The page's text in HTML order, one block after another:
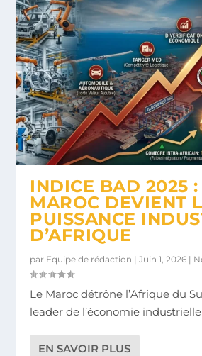
LA VOIE EXPRESS
: 10 000...
ONUDI 2025 : LA
DIGITALE DE LA...
GROUPE TANGER MED : 13
CA ET RECORD DE ...
BELKHAYAT : ET SI LA
C’ÉTAIT L...
FORUM DU DÉTROIT :
LOGISTIQUE ESPAGNE-...
INDICE BAD 2025 :
MAROC DEVIENT
PUISSANCE
D’AFRIQUE
par Equipe de rédaction |Juin 1, 2026 |
Le Maroc détrône l’Afrique du
leader de l’économie
EN SAVOIR PLUS